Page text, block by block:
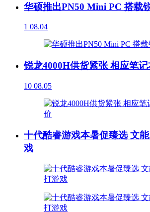
华硕推出PN50 Mini PC 搭载
1 08.04
锐龙4000H供货紧张 相应笔
10 08.05
十代酷睿游戏本暑促臻选 文
戏